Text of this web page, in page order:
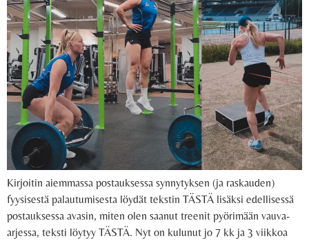
Kirjoitin aiemmassa postauksessa synnytyksen (ja raskauden)
fyysisestä palautumisesta löydät tekstin TÄSTÄ lisäksi edellisessä
postauksessa avasin, miten olen saanut treenit pyörimään vauva-
arjessa, teksti löytyy TÄSTÄ. Nyt on kulunut jo 7 kk ja 3 viikkoa